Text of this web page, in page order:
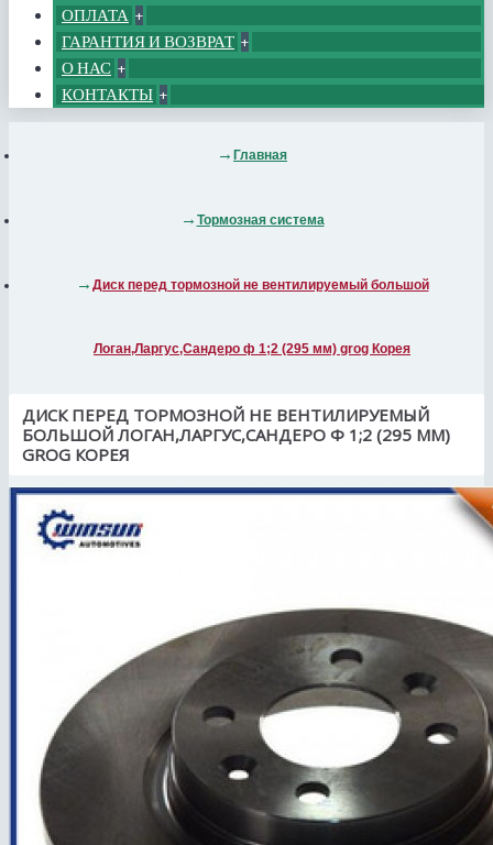
ОПЛАТА +
ГАРАНТИЯ И ВОЗВРАТ +
О НАС +
КОНТАКТЫ +
Главная
Тормозная система
Диск перед тормозной не вентилируемый большой
Логан,Ларгус,Сандеро ф 1;2 (295 мм) grog Корея
ДИСК ПЕРЕД ТОРМОЗНОЙ НЕ ВЕНТИЛИРУЕМЫЙ
БОЛЬШОЙ ЛОГАН,ЛАРГУС,САНДЕРО Ф 1;2 (295 ММ)
GROG КОРЕЯ